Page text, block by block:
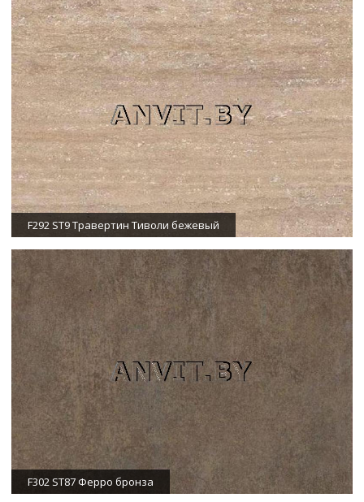
F292 ST9 Травертин Тиволи бежевый
F302 ST87 Ферро бронза